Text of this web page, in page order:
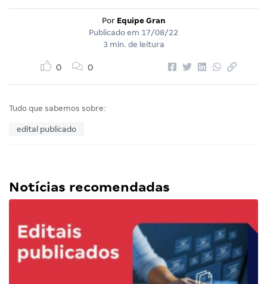
Por Equipe Gran
Publicado em 17/08/22
3 min. de leitura
0 0
Tudo que sabemos sobre:
edital publicado
Notícias recomendadas